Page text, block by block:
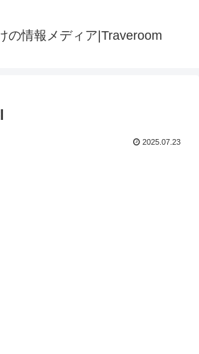
の情報メディア|Traveroom
2025.07.23